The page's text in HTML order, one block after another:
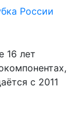
России
с 2011